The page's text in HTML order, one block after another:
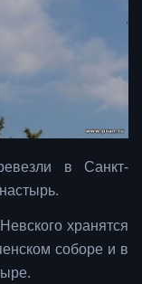
в Санкт-
хранятся
соборе и в